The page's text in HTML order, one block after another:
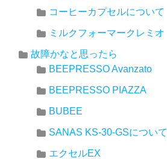
コーヒーカプセルについて
ミルクフォーマークレミオ
故障かなと思ったら
BEEPRESSO Avanzato
BEEPRESSO PIAZZA
BUBEE
SANAS KS-30-GSについて
エクセルEX